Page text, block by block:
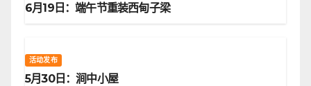
6月19日：端午节重装西甸子梁
活动发布
5月30日：涧中小屋